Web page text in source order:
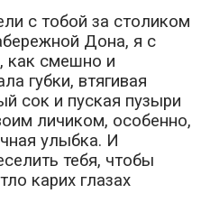
с тобой за столиком
Дона, я с
как смешно и
губки, втягивая
сок и пуская пузыри
личиком, особенно,
улыбка. И
тебя, чтобы
карих глазах